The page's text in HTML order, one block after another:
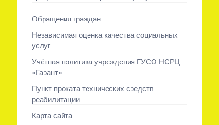
Обращения граждан
Независимая оценка качества социальных
услуг
Учётная политика учреждения ГУСО НСРЦ
«Гарант»
Пункт проката технических средств
реабилитации
Карта сайта